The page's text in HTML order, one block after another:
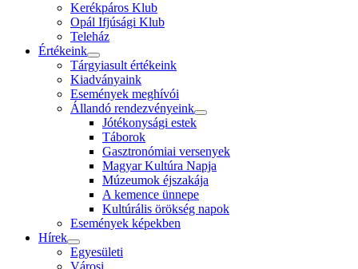
Kerékpáros Klub
Opál Ifjúsági Klub
Teleház
Értékeink
Tárgyiasult értékeink
Kiadványaink
Események meghívói
Állandó rendezvényeink
Jótékonysági estek
Táborok
Gasztronómiai versenyek
Magyar Kultúra Napja
Múzeumok éjszakája
A kemence ünnepe
Kultúrális örökség napok
Események képekben
Hírek
Egyesületi
Városi